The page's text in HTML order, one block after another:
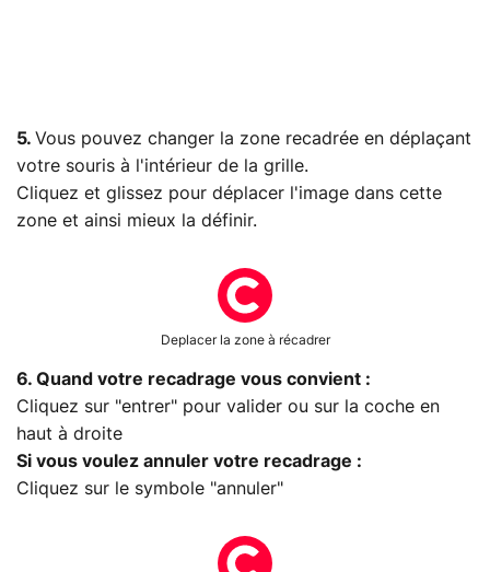
5. Vous pouvez changer la zone recadrée en déplaçant
votre souris à l'intérieur de la grille.
Cliquez et glissez pour déplacer l'image dans cette
zone et ainsi mieux la définir.
Deplacer la zone à récadrer
6. Quand votre recadrage vous convient :
Cliquez sur "entrer" pour valider ou sur la coche en
haut à droite
Si vous voulez annuler votre recadrage :
Cliquez sur le symbole "annuler"